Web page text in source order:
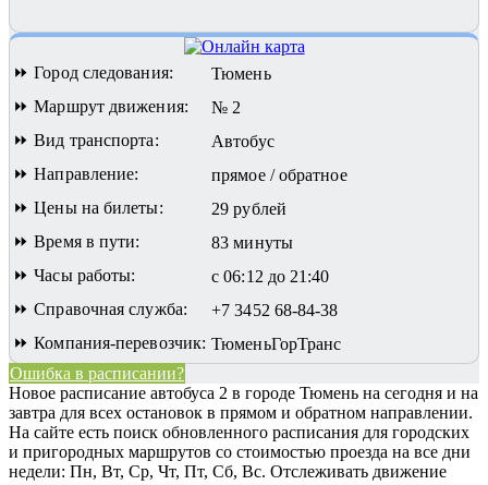
⏩ Город следования:
Тюмень
⏩ Маршрут движения:
№ 2
⏩ Вид транспорта:
Автобус
⏩ Направление:
прямое / обратное
⏩ Цены на билеты:
29 рублей
⏩ Время в пути:
83 минуты
⏩ Часы работы:
с 06:12 до 21:40
⏩ Справочная служба:
+7 3452 68-84-38
⏩ Компания-перевозчик: ТюменьГорТранс
Ошибка в расписании?
Новое расписание автобуса 2 в городе Тюмень на сегодня и на
завтра для всех остановок в прямом и обратном направлении.
На сайте есть поиск обновленного расписания для городских
и пригородных маршрутов со стоимостью проезда на все дни
недели: Пн, Вт, Ср, Чт, Пт, Сб, Вс. Отслеживать движение